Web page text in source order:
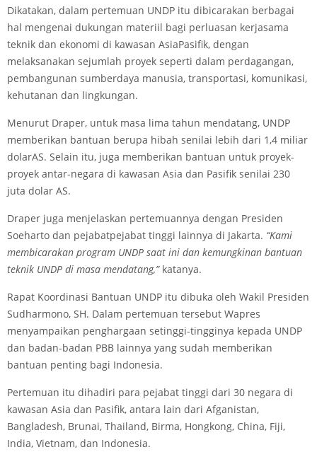
Dikatakan, dalam pertemuan UNDP itu dibicarakan berbagai
hal mengenai dukungan materiil bagi perluasan kerjasama
teknik dan ekonomi di kawasan Asia­Pasifik, dengan
melaksanakan sejumlah proyek seperti dalam perdagangan,
pembangunan sumberdaya manusia, transportasi, komunikasi,
kehutanan dan lingkungan.
Menurut Draper, untuk masa lima tahun mendatang, UNDP
memberikan bantuan berupa hibah senilai lebih dari 1,4 miliar
dolarAS. Selain itu, juga memberikan bantuan untuk proyek-
proyek antar-negara di kawasan Asia dan Pasifik senilai 230
juta dolar AS.
Draper juga menjelaskan pertemuannya dengan Presiden
Soeharto dan pejabat­pejabat tinggi lainnya di Jakarta. “Kami
membicarakan program UNDP saat ini dan kemungkinan bantuan
teknik UNDP di masa mendatang,”katanya.
Rapat Koordinasi Bantuan UNDP itu dibuka oleh Wakil Presiden
Sudharmono, SH. Dalam pertemuan tersebut Wapres
menyampaikan penghargaan setinggi-tingginya kepada UNDP
dan badan-badan PBB lainnya yang sudah memberikan
bantuan penting bagi Indonesia.
Pertemuan itu dihadiri para pejabat tinggi dari 30 negara di
kawasan Asia dan Pasifik, antara lain dari Afganistan,
Bangladesh, Brunai, Thailand, Birma, Hongkong, China, Fiji,
India, Vietnam, dan Indonesia.